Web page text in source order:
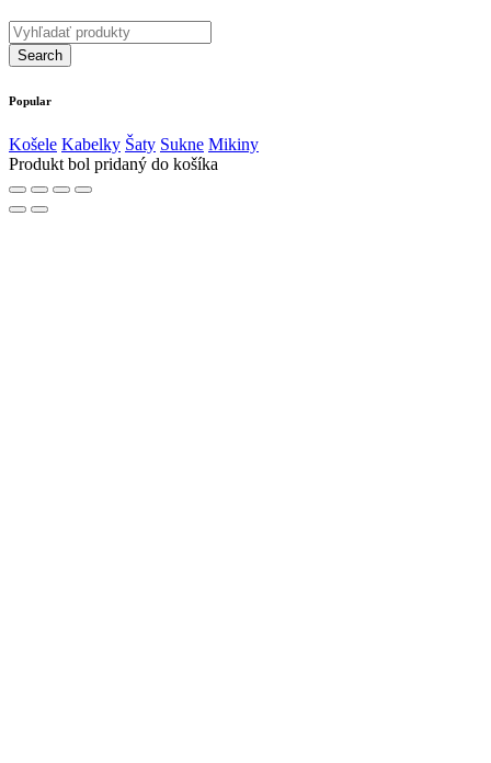
Popular
Košele Kabelky Šaty Sukne Mikiny
Produkt bol pridaný do košíka